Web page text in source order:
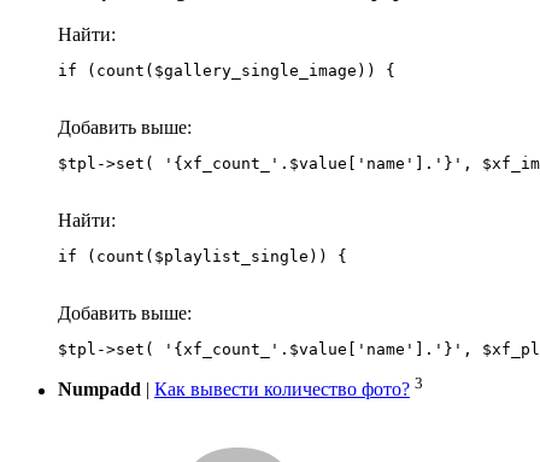
Найти:
if (count($gallery_single_image)) {
Добавить выше:
Найти:
if (count($playlist_single)) {
Добавить выше:
Numpadd Как вывести количество фото? 3